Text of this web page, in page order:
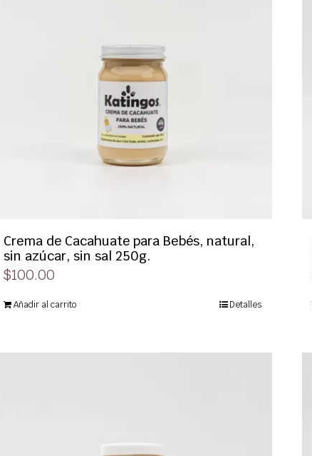
Crema de Cacahuate para Bebés, natural,
sin azúcar, sin sal 250g.
$100.00
Añadir al carrito Detalles